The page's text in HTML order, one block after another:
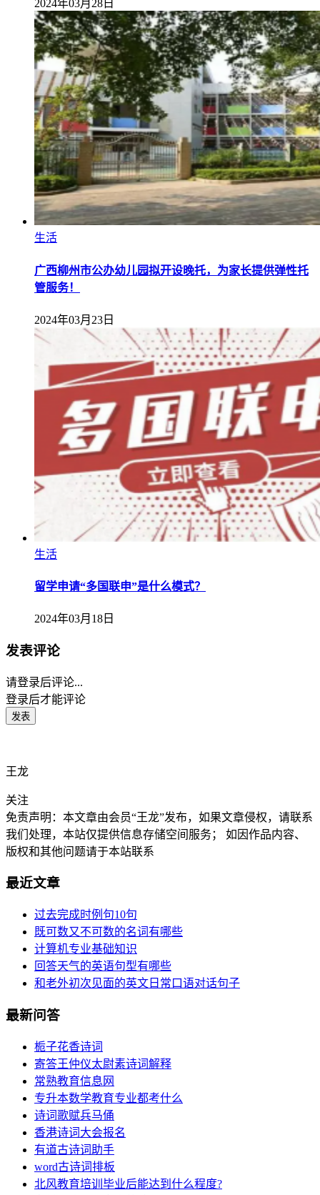
2024年03月28日
生活
广西柳州市公办幼儿园拟开设晚托，为家长提供弹性托
管服务！
2024年03月23日
生活
留学申请“多国联申”是什么模式？
2024年03月18日
发表评论
请登录后评论...
登录后才能评论
王龙
关注
免责声明：本文章由会员“王龙”发布，如果文章侵权，请联系
我们处理，本站仅提供信息存储空间服务； 如因作品内容、
版权和其他问题请于本站联系
最近文章
过去完成时例句10句
既可数又不可数的名词有哪些
计算机专业基础知识
回答天气的英语句型有哪些
和老外初次见面的英文日常口语对话句子
最新问答
栀子花香诗词
寄答王仲仪太尉素诗词解释
常熟教育信息网
专升本数学教育专业都考什么
诗词歌赋兵马俑
香港诗词大会报名
有道古诗词助手
word古诗词排板
北风教育培训毕业后能达到什么程度?